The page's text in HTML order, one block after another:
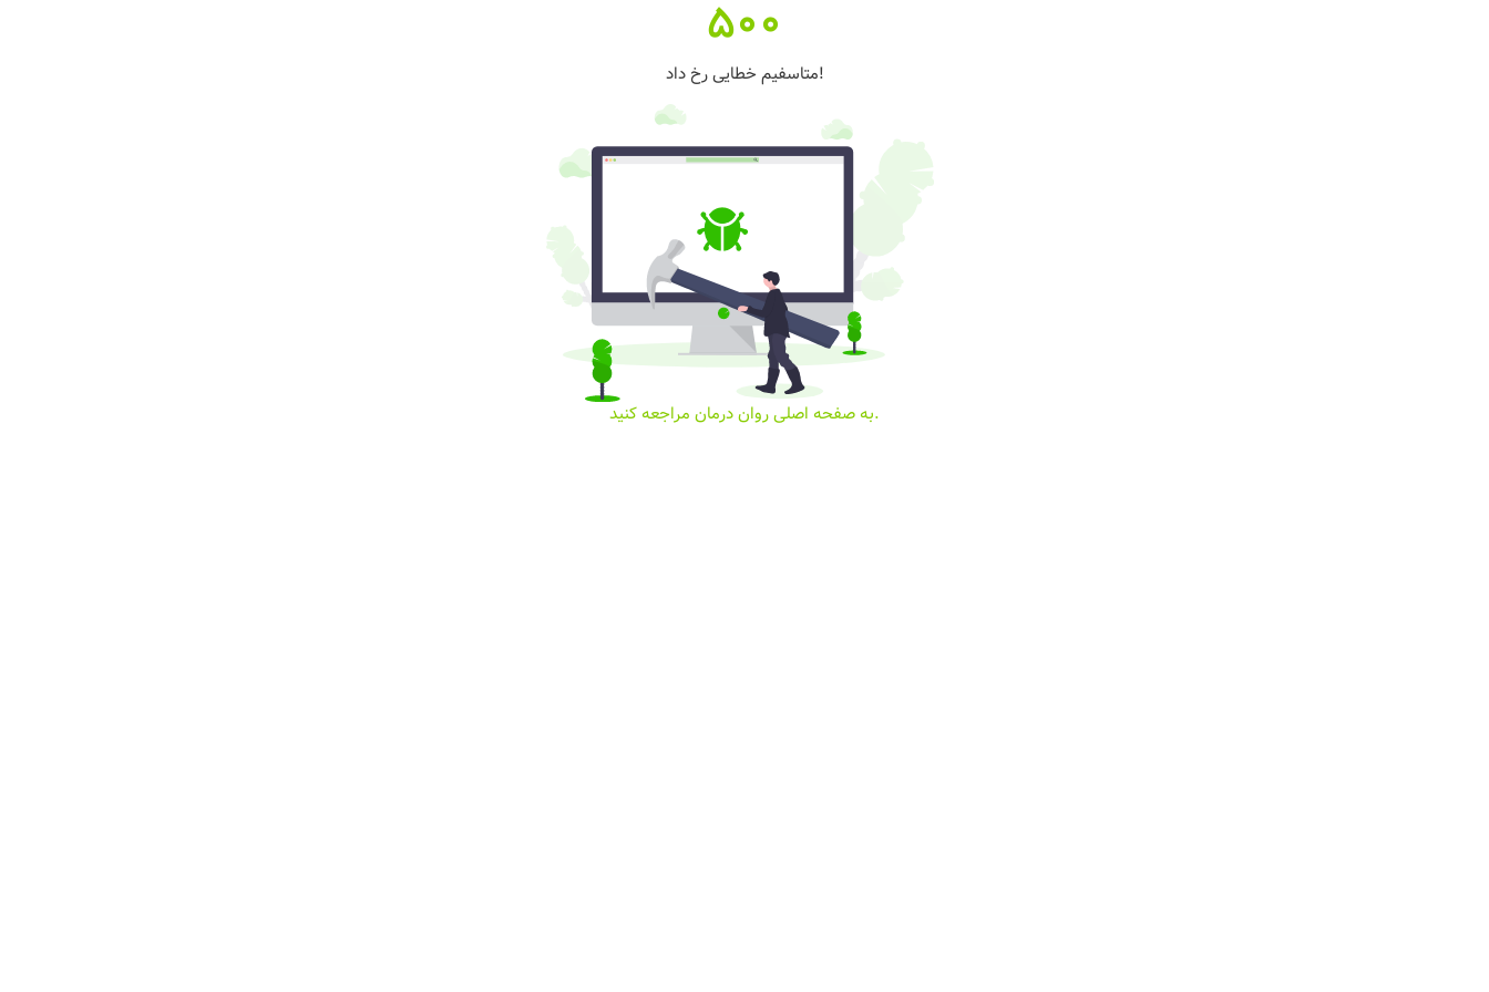
500
متاسفیم خطایی رخ داد!
به صفحه اصلی روان درمان مراجعه کنید.